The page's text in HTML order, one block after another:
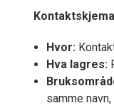
Hvor:
Hva lagres:
samme